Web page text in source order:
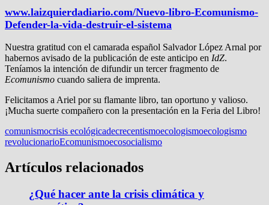
www.laizquierdadiario.com/Nuevo-libro-Ecomunismo-
Defender-la-vida-destruir-el-sistema
Nuestra gratitud con el camarada español Salvador López Arnal por
habernos avisado de la publicación de este anticipo en IdZ.
Teníamos la intención de difundir un tercer fragmento de
Ecomunismo cuando saliera de imprenta.
Felicitamos a Ariel por su flamante libro, tan oportuno y valioso.
¡Mucha suerte compañero con la presentación en la Feria del Libro!
comunismocrisis ecológicadecrecentismoecologismoecologismo
revolucionarioEcomunismoecosocialismo
Artículos relacionados
¿Qué hacer ante la crisis climática y